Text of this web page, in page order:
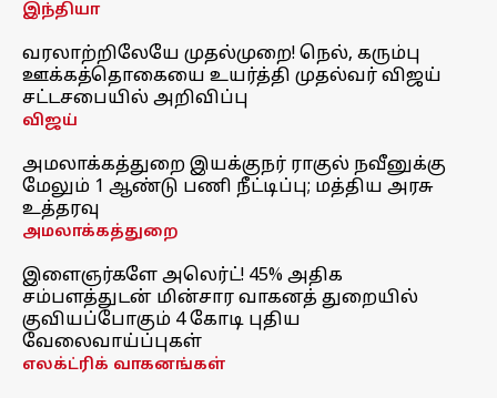
இந்தியா
வரலாற்றிலேயே முதல்முறை! நெல், கரும்பு
ஊக்கத்தொகையை உயர்த்தி முதல்வர் விஜய்
சட்டசபையில் அறிவிப்பு
விஜய்
அமலாக்கத்துறை இயக்குநர் ராகுல் நவீனுக்கு
மேலும் 1 ஆண்டு பணி நீட்டிப்பு; மத்திய அரசு
உத்தரவு
அமலாக்கத்துறை
இளைஞர்களே அலெர்ட்! 45% அதிக
சம்பளத்துடன் மின்சார வாகனத் துறையில்
குவியப்போகும் 4 கோடி புதிய
வேலைவாய்ப்புகள்
எலக்ட்ரிக் வாகனங்கள்